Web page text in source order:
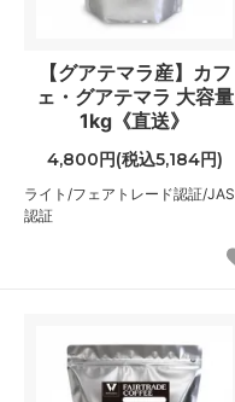
【グアテマラ産】カフ
ェ・グアテマラ 大容量
1kg《直送》
4,800円(税込5,184円)
ライト/フェアトレード認証/JAS
認証